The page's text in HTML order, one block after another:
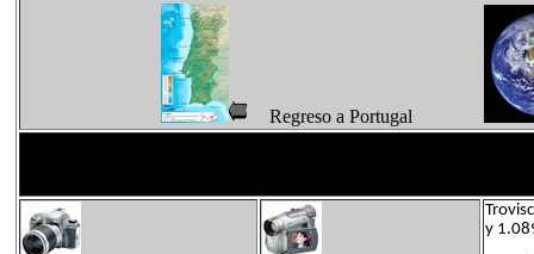
Regreso a Portugal
y